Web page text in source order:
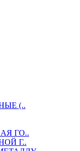
(..
ГО..
Г..